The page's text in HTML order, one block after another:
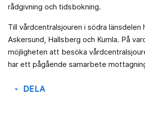
rådgivning och tidsbokning.
Till vårdcentralsjouren i södra länsdelen
Askersund, Hallsberg och Kumla. På
möjligheten att besöka
har ett pågående samarbete
arrow_drop_down DELA